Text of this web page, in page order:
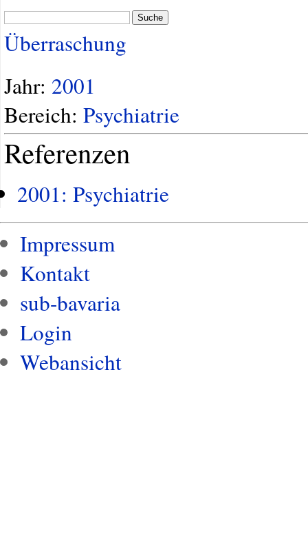
Suche
Überraschung
Jahr: 2001
Bereich: Psychiatrie
Referenzen
2001: Psychiatrie
Impressum
Kontakt
sub-bavaria
Login
Webansicht